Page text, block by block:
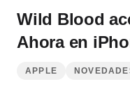
Wild Blood
Ahora en
APPLE